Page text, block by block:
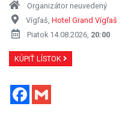
Organizátor neuvedený
Vígľaš, Hotel Grand Vígľaš
Piatok 14.08.2026, 20:00
KÚPIŤ LÍSTOK
Facebook